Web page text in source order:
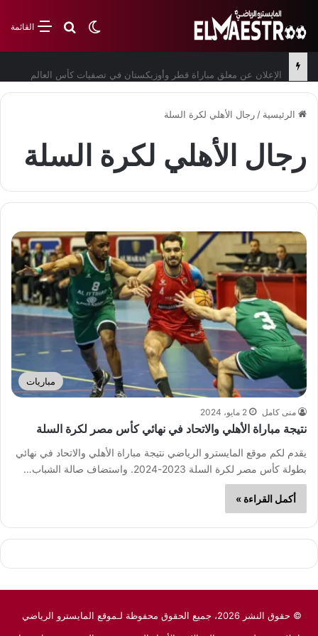
القائمةبحث عن
الوضع المظلم
الإعلان عن معلق مباراة قطر وأوزبكستان في تصفيات كأس العالم
الرئيسية / رجال الأهلي لكرة السلة
رجال الأهلي لكرة السلة
مباريات
منى كامل 2 مايو، 2024
نتيجة مباراة الأهلي والاتحاد في نهائي كأس مصر لكرة السلة
يقدم لكم موقع المايسترو الرياضي نتيجة مباراة الأهلي والاتحاد في نهائي
بطولة كأس مصر لكرة السلة 2023-2024. واستضاف صالة الشباب…
أكمل القراءة »
© حقوق النشر 2026، جميع الحقوق محفوظة لـموقع المايسترو الرياضي